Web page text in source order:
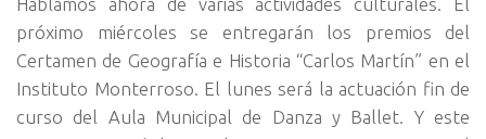
próximo miércoles se entregarán los premios del
Certamen de Geografía e Historia “Carlos Martín” en el
Instituto Monterroso. El lunes será la actuación fin de
curso del Aula Municipal de Danza y Ballet. Y este